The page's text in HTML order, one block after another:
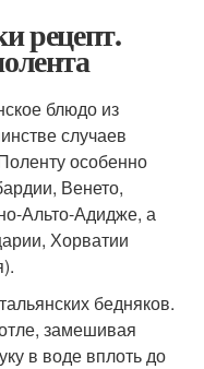
рецепт.
блюдо из
случаев
особенно
Венето,
Альто-Адидже, а
Хорватии
бедняков.
замешивая
в воде вплоть до